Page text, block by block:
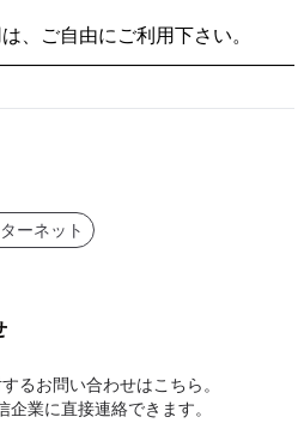
、ご自由にご利用下さい。
ーネット
るお問い合わせはこちら。
企業に直接連絡できます。